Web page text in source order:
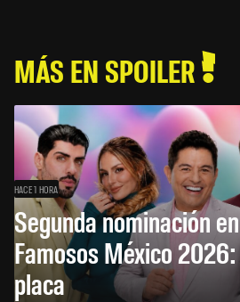
MÁS EN SPOILER
HACE 1 HORA
Segunda nominación
Famosos México
placa